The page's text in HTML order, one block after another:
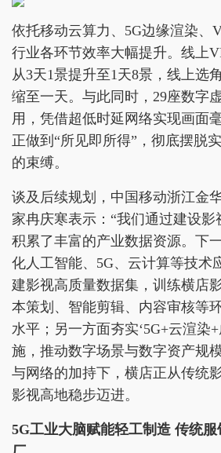
依托移动云算力、5G边缘渲染、
行业各环节效率大幅提升。线上
从3天1景提升至1天8景，线上选
缩至一天。与此同时，29座数字
用，凭借超低时延网络实现画面
正做到“所见即所得”，彻底摆脱
的束缚。
谈及后续规划，中国移动浙江金
家冉庆寒表示：“我们通过建设影
积累了丰富的产业数据资源。下
化人工智能、5G、云计算等技术
建影视高质量数据集，训练横店
本策划、智能剪辑、内容审核等
水平；另一方面夯实‘5G+云渲染
施，推动数字场景与数字资产规
与网络的加持下，横店正从传统
影视高地稳步迈进。
5G工业大脑赋能轻工制造 传统